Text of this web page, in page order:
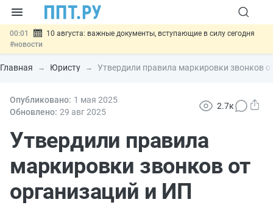
00:01
10 августа: важные документы, вступающие в силу сегодня
#новости
07.08 Подписан закон о блокировке продажи опасных товаров через
«Честный знак»#новости
07.08 Госпошлину за устранение ошибок в документах предлагают
отменить#новости
отношений
Главная Юристу Утвердили правила маркировки звонков
Опубликовано: 1 мая 2025
Обновлено: 29 авг2025
2.7к
Утвердили правила
маркировки звонков от
организаций и ИП